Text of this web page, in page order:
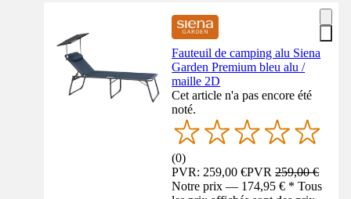
Fauteuil de camping alu Siena
Garden Premium bleu alu /
maille 2D
Cet article n'a pas encore été
noté.
(0)
PVR: 259,00 €PVR259,00 €
Notre prix — 174,95 € * Tous